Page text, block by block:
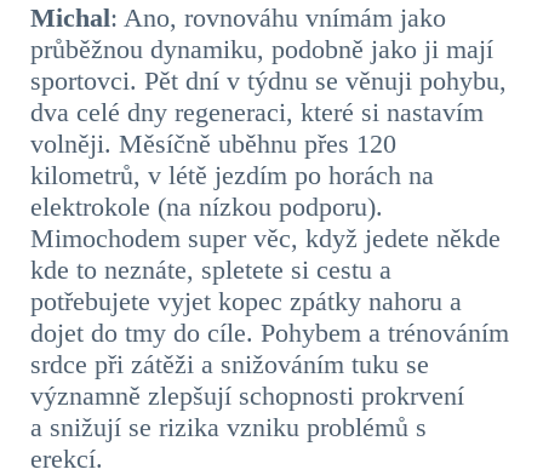
Michal: Ano, rovnováhu vnímám jako
průběžnou dynamiku, podobně jako ji mají
sportovci. Pět dní v týdnu se věnuji pohybu,
dva celé dny regeneraci, které si nastavím
volněji. Měsíčně uběhnu přes 120
kilometrů, v létě jezdím po horách na
elektrokole (na nízkou podporu).
Mimochodem super věc, když jedete někde
kde to neznáte, spletete si cestu a
potřebujete vyjet kopec zpátky nahoru a
dojet do tmy do cíle. Pohybem a trénováním
srdce při zátěži a snižováním tuku se
významně zlepšují schopnosti prokrvení
a snižují se rizika vzniku problémů s
erekcí.